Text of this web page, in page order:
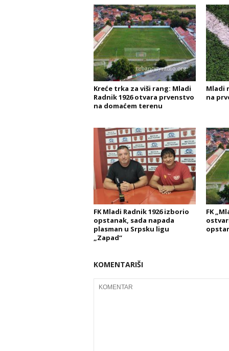
Kreće trka za viši rang: Mladi
Radnik 1926 otvara prvenstvo
na domaćem terenu
Mladi
na
FK Mladi Radnik 1926 izborio
opstanak, sada napada
plasman u Srpsku ligu
„Zapad“
FK
KOMENTARIŠI